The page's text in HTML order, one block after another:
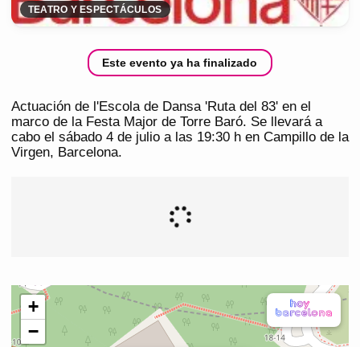
TEATRO Y ESPECTÁCULOS
Este evento ya ha finalizado
Actuación de l'Escola de Dansa 'Ruta del 83' en el
marco de la Festa Major de Torre Baró. Se llevará a
cabo el sábado 4 de julio a las 19:30 h en Campillo de la
Virgen, Barcelona.